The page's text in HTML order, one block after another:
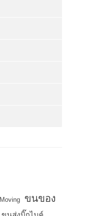
Moving ขนของ